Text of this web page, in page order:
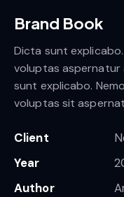
Brand Book
Dicta sunt
voluptas
sunt explicabo.
voluptas sit
Client
Year
Author